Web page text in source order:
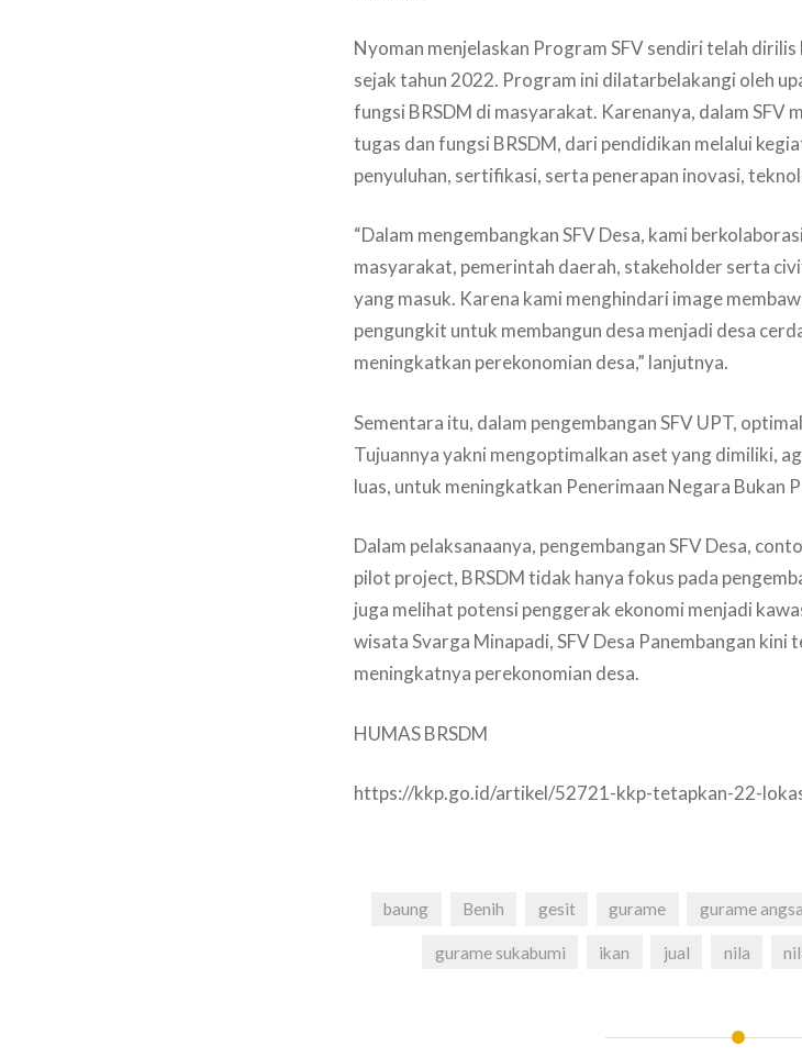
Nyoman menjelaskan Program SFV sendiri telah
sejak tahun 2022. Program ini dilatarbelakangi oleh
fungsi BRSDM di masyarakat. Karenanya, dalam SFV
tugas dan fungsi BRSDM, dari pendidikan melalui
penyuluhan, sertifikasi, serta penerapan inovasi,
“Dalam mengembangkan SFV Desa, kami
masyarakat, pemerintah daerah, stakeholder serta
yang masuk. Karena kami menghindari image
pengungkit untuk membangun desa menjadi desa
meningkatkan perekonomian desa,” lanjutnya.
Sementara itu, dalam pengembangan SFV UPT,
Tujuannya yakni mengoptimalkan aset yang dimiliki,
luas, untuk meningkatkan Penerimaan Negara Bukan
Dalam pelaksanaanya, pengembangan SFV Desa,
pilot project, BRSDM tidak hanya fokus pada
juga melihat potensi penggerak ekonomi menjadi
wisata Svarga Minapadi, SFV Desa Panembangan kini
meningkatnya perekonomian desa.
HUMAS BRSDM
https://kkp.go.id/artikel/52721-kkp-tetapkan-22-
baung Benih gesit gurame gurame angsa
gurame sukabumi ikan jual nila